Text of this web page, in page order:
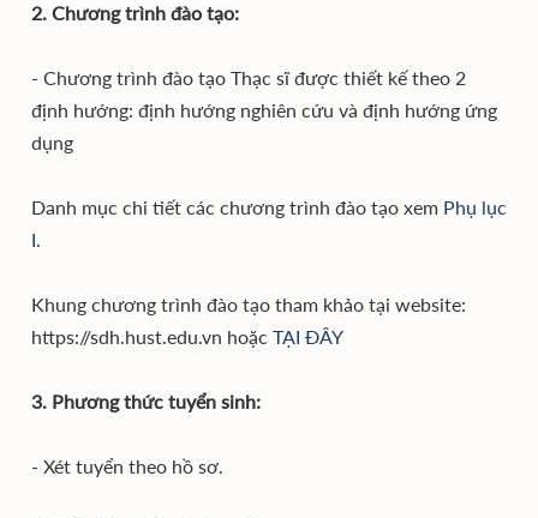
2. Chương trình đào tạo:
- Chương trình đào tạo Thạc sĩ được thiết kế theo 2
định hướng: định hướng nghiên cứu và định hướng ứng
dụng
Danh mục chi tiết các chương trình đào tạo xem Phụ lục
I.
Khung chương trình đào tạo tham khảo tại website:
https://sdh.hust.edu.vn hoặc TẠI ĐÂY
3. Phương thức tuyển sinh:
- Xét tuyển theo hồ sơ.